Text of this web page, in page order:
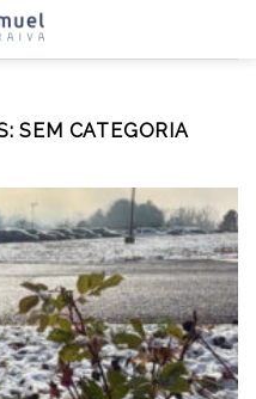
SEM CATEGORIA